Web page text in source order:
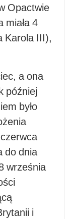
Opactwie
miała 4
Karola III),
a ona
później
było
do dnia
września
i